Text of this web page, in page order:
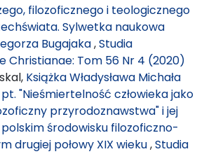
filozoficznego i teologicznego
Sylwetka naukowa
Bugajaka,Studia
Christianae: Tom 56 Nr 4 (2020)
Książka Władysława Michała
"Nieśmiertelność człowieka jako
przyrodoznawstwa" i jej
środowisku filozoficzno-
drugiej połowy XIX wieku,Studia